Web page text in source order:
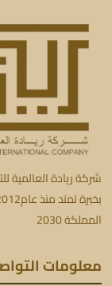
شركة ريادة العالمية
المملكة 2030
معلومات